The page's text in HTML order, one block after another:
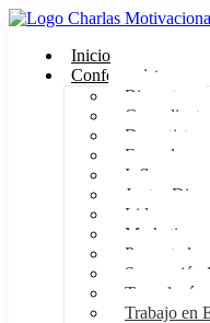
Inicio
Conferencistas
Bienestar
Comediantes
Deportistas
Influencers
Juntas
Liderazgo
Marketing
Presentadores
Superación
Tecnología
Trabajo en